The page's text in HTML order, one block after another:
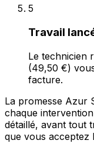
5
Travail
Le technicien
(49,50 €)
facture.
La promesse Azur
chaque
détaillé, avant tout
que vous acceptez